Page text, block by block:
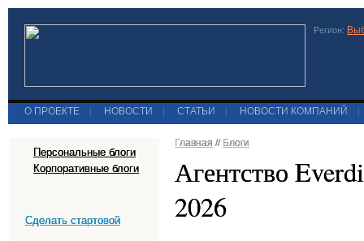
Регион:
О ПРОЕКТЕ НОВОСТИ СТАТЬИ НОВОСТИ КОМПАНИЙ
Персональные блоги
Корпоративные блоги
Сделать стартовой
Главная // Блоги
Агентство
2026